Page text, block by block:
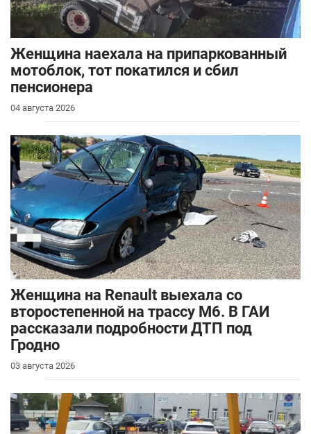
Женщина наехала на припаркованный
мотоблок, тот покатился и сбил
пенсионера
04 августа 2026
Женщина на Renault выехала со
второстепенной на трассу М6. В ГАИ
рассказали подробности ДТП под
Гродно
03 августа 2026